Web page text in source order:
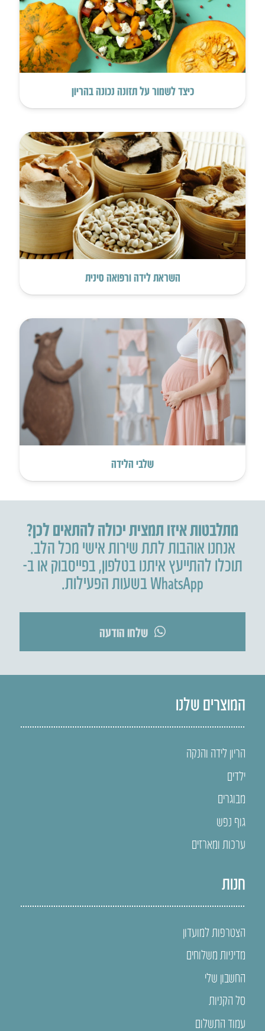
כיצד לשמור על תזונה נכונה בהריון
השראת לידה ורפואה סינית
שלבי הלידה
מתלבטות איזו תמצית יכולה להתאים לכן?
אנחנו אוהבות לתת שירות אישי מכל הלב.
תוכלו להתייעץ איתנו בטלפון,בפייסבוק או ב-
WhatsApp בשעות הפעילות.
שלחו הודעה
המוצרים שלנו
הריון לידה והנקה
ילדים
מבוגרים
גוף נפש
ערכות ומארזים
חנות
הצטרפות למועדון
מדיניות משלוחים
החשבון שלי
סל הקניות
עמוד התשלום